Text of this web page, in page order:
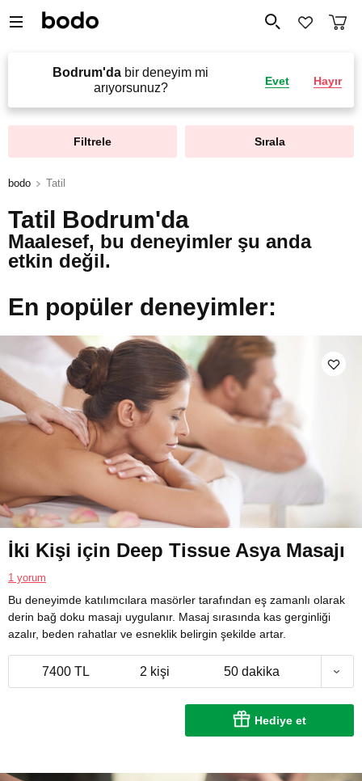
Bodrum'da bir deneyim mi
arıyorsunuz?
Evet Hayır
Filtrele Sırala
bodo Tatil
Tatil Bodrum'da
Maalesef, bu deneyimler şu anda
etkin değil.
En popüler deneyimler:
İki Kişi için Deep Tissue Asya Masajı
1 yorum
Bu deneyimde katılımcılara masörler tarafından eş zamanlı olarak
derin bağ doku masajı uygulanır. Masaj sırasında kas gerginliği
azalır, beden rahatlar ve esneklik belirgin şekilde artar.
7400 TL 2 kişi 50 dakika
Hediye et